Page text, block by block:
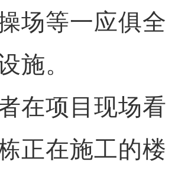
场等一应俱全
施。
项目现场看
正在施工的楼